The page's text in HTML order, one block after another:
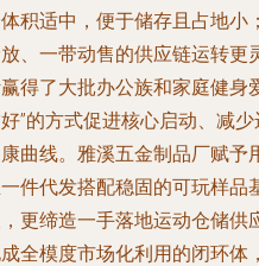
积适中，便于储存且占地小
、一带动售的供应链运转更
得了大批办公族和家庭健身
”的方式促进核心启动、减
曲线。雅溪五金制品厂赋予
件代发搭配稳固的可玩样品
更缔造一手落地运动仓储供
全模度市场化利用的闭环